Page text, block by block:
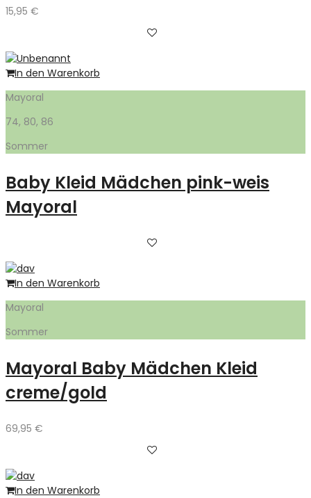
15,95 €
In den Warenkorb
Mayoral
74, 80, 86
Sommer
Baby Kleid Mädchen pink-weis
Mayoral
In den Warenkorb
Mayoral
Sommer
Mayoral Baby Mädchen Kleid
creme/gold
69,95 €
In den Warenkorb